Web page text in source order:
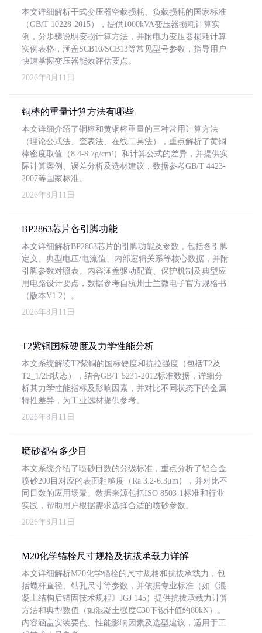
本文详细解析干式变压器空载损耗、负载损耗的国家标准
（GB/T 10228-2015），提供1000kVA变压器损耗计算实
例，分步骤说明变损计算方法，并附电力变压器损耗计算
实例表格，涵盖SCB10/SCB13等常见型号参数，指导用户
快速掌握变压器能效评估要点。
2026年8月11日
铜棒的重量计算方法有哪些
本文详细介绍了铜棒和黄铜棒重量的三种常用计算方法
（理论公式法、查表法、在线工具法），重点解析了黄铜
棒密度取值（8.4-8.7g/cm³）和计算公式的差异，并提供实
际计算案例、误差分析及选材建议，数据参考GB/T 4423-
2007等国家标准。
2026年8月11日
BP2863芯片各引脚功能
本文详细解析BP2863芯片的引脚功能及参数，包括各引脚
定义、典型电压/电流值、内部逻辑关系等核心数据，并附
引脚参数对照表。内容涵盖驱动配置、保护机制及典型应
用电路设计要点，数据参考自杭州士兰微电子官方规格书
（版本V1.2）。
2026年8月11日
T2紫铜国标硬度及力学性能分析
本文系统解读T2紫铜的国标硬度和抗拉强度（包括T2及
T2_1/2H状态），结合GB/T 5231-2012标准数据，详细分
析其力学性能指标及影响因素，并对比不同状态下的金属
特性差异，为工业选材提供参考。
2026年8月11日
喷砂都有多少目
本文系统介绍了喷砂目数的分级标准，重点分析了铝合金
喷砂200目对应的表面粗糙度（Ra 3.2-6.3μm），并对比不
同目数的应用场景。数据来源包括ISO 8503-1标准和行业
实践，帮助用户根据需求选择合适的喷砂参数。
2026年8月11日
M20化学锚栓尺寸规格及抗拔承载力详解
本文详细解析M20化学锚栓的尺寸规格和抗拔承载力，包
括螺杆直径、钻孔尺寸等参数，并依据专业标准（如《混
凝土结构后锚固技术规程》JGJ 145）提供抗拔承载力计算
方法和典型数值（如混凝土强度C30下设计值约80kN）。
内容涵盖安装要点、性能影响因素及选型建议，适用于工